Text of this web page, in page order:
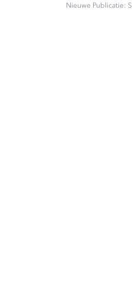
Nieuwe Publicatie: